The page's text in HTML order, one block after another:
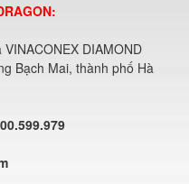
DIAMOND
Bạch Mai, thành phố Hà